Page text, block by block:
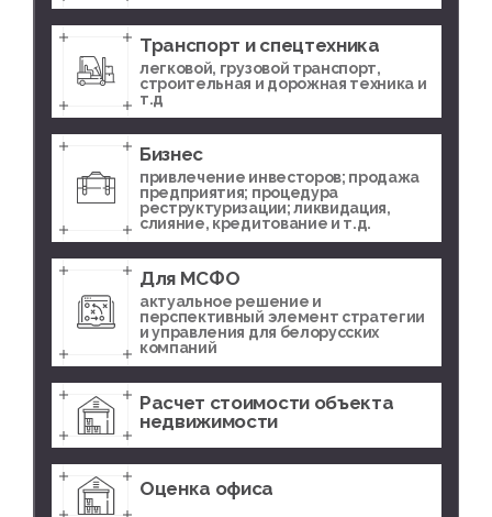
Транспорт и спецтехника
легковой, грузовой транспорт,
строительная и дорожная техника и
т.д
Бизнес
привлечение инвесторов; продажа
предприятия; процедура
реструктуризации; ликвидация,
слияние, кредитование и т.д.
Для МСФО
актуальное решение и
перспективный элемент стратегии
и управления для белорусских
компаний
Расчет стоимости объекта
недвижимости
Оценка офиса